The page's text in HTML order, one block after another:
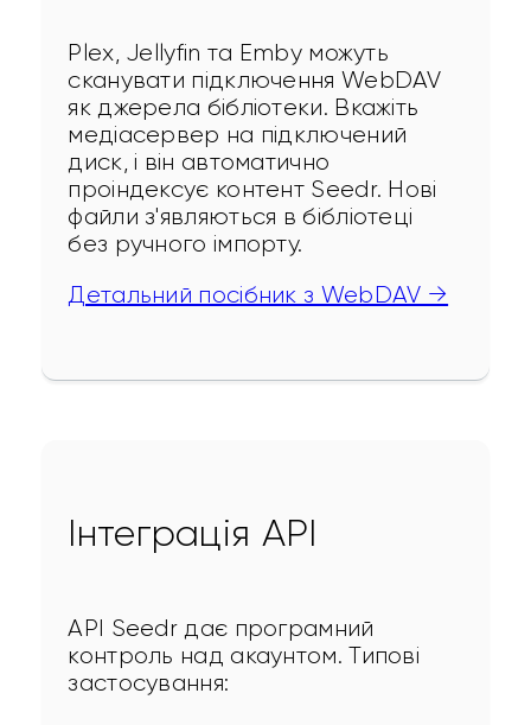
Plex, Jellyfin та Emby можуть
сканувати підключення WebDAV
як джерела бібліотеки. Вкажіть
медіасервер на підключений
диск, і він автоматично
проіндексує контент Seedr. Нові
файли з'являються в бібліотеці
без ручного імпорту.
Детальний посібник з WebDAV →
Інтеграція API
API Seedr дає програмний
контроль над акаунтом. Типові
застосування: